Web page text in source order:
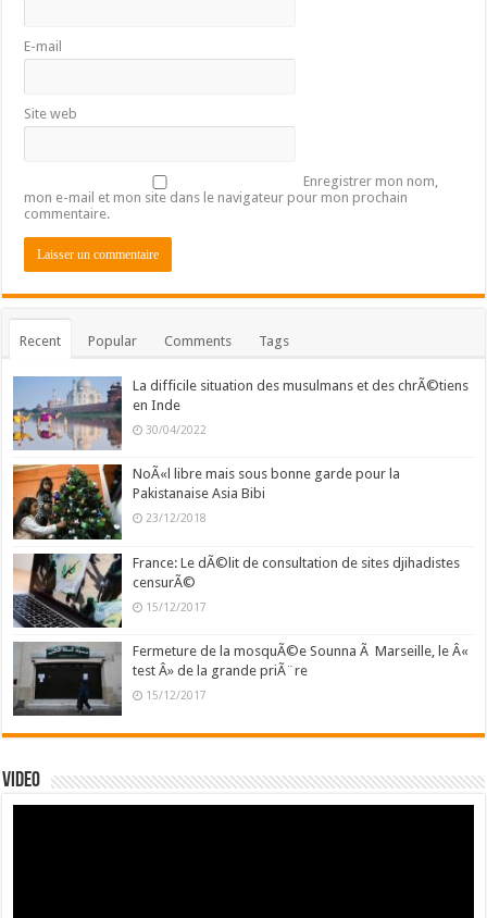
E-mail
Site web
Enregistrer mon nom,
mon e-mail et mon site dans le navigateur pour mon prochain
commentaire.
Recent Popular Comments Tags
La difficile situation des musulmans et des chrÃ©tiens
en Inde
30/04/2022
NoÃ«l libre mais sous bonne garde pour la
Pakistanaise Asia Bibi
23/12/2018
France: Le dÃ©lit de consultation de sites djihadistes
censurÃ©
15/12/2017
Fermeture de la mosquÃ©e Sounna Ã Marseille, le Â«
test Â» de la grande priÃ¨re
15/12/2017
Video